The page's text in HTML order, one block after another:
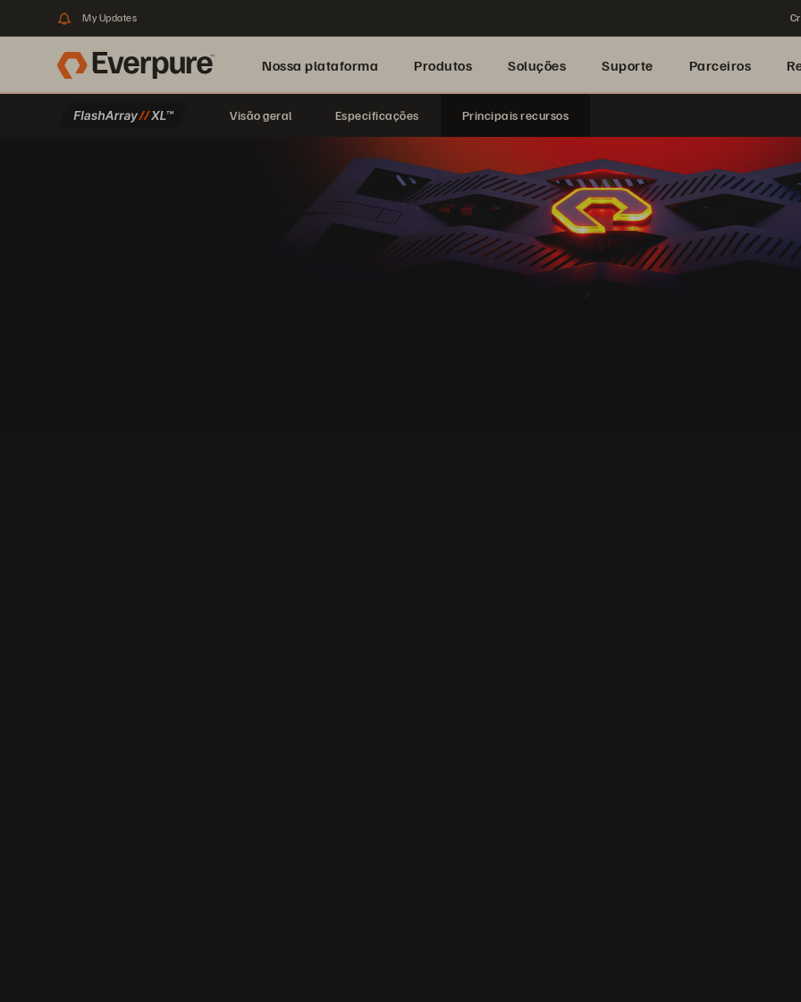
My Updates
Nossa plataforma Produtos Soluções Suporte Parceiros
Visão geral Especificações Principais recursos